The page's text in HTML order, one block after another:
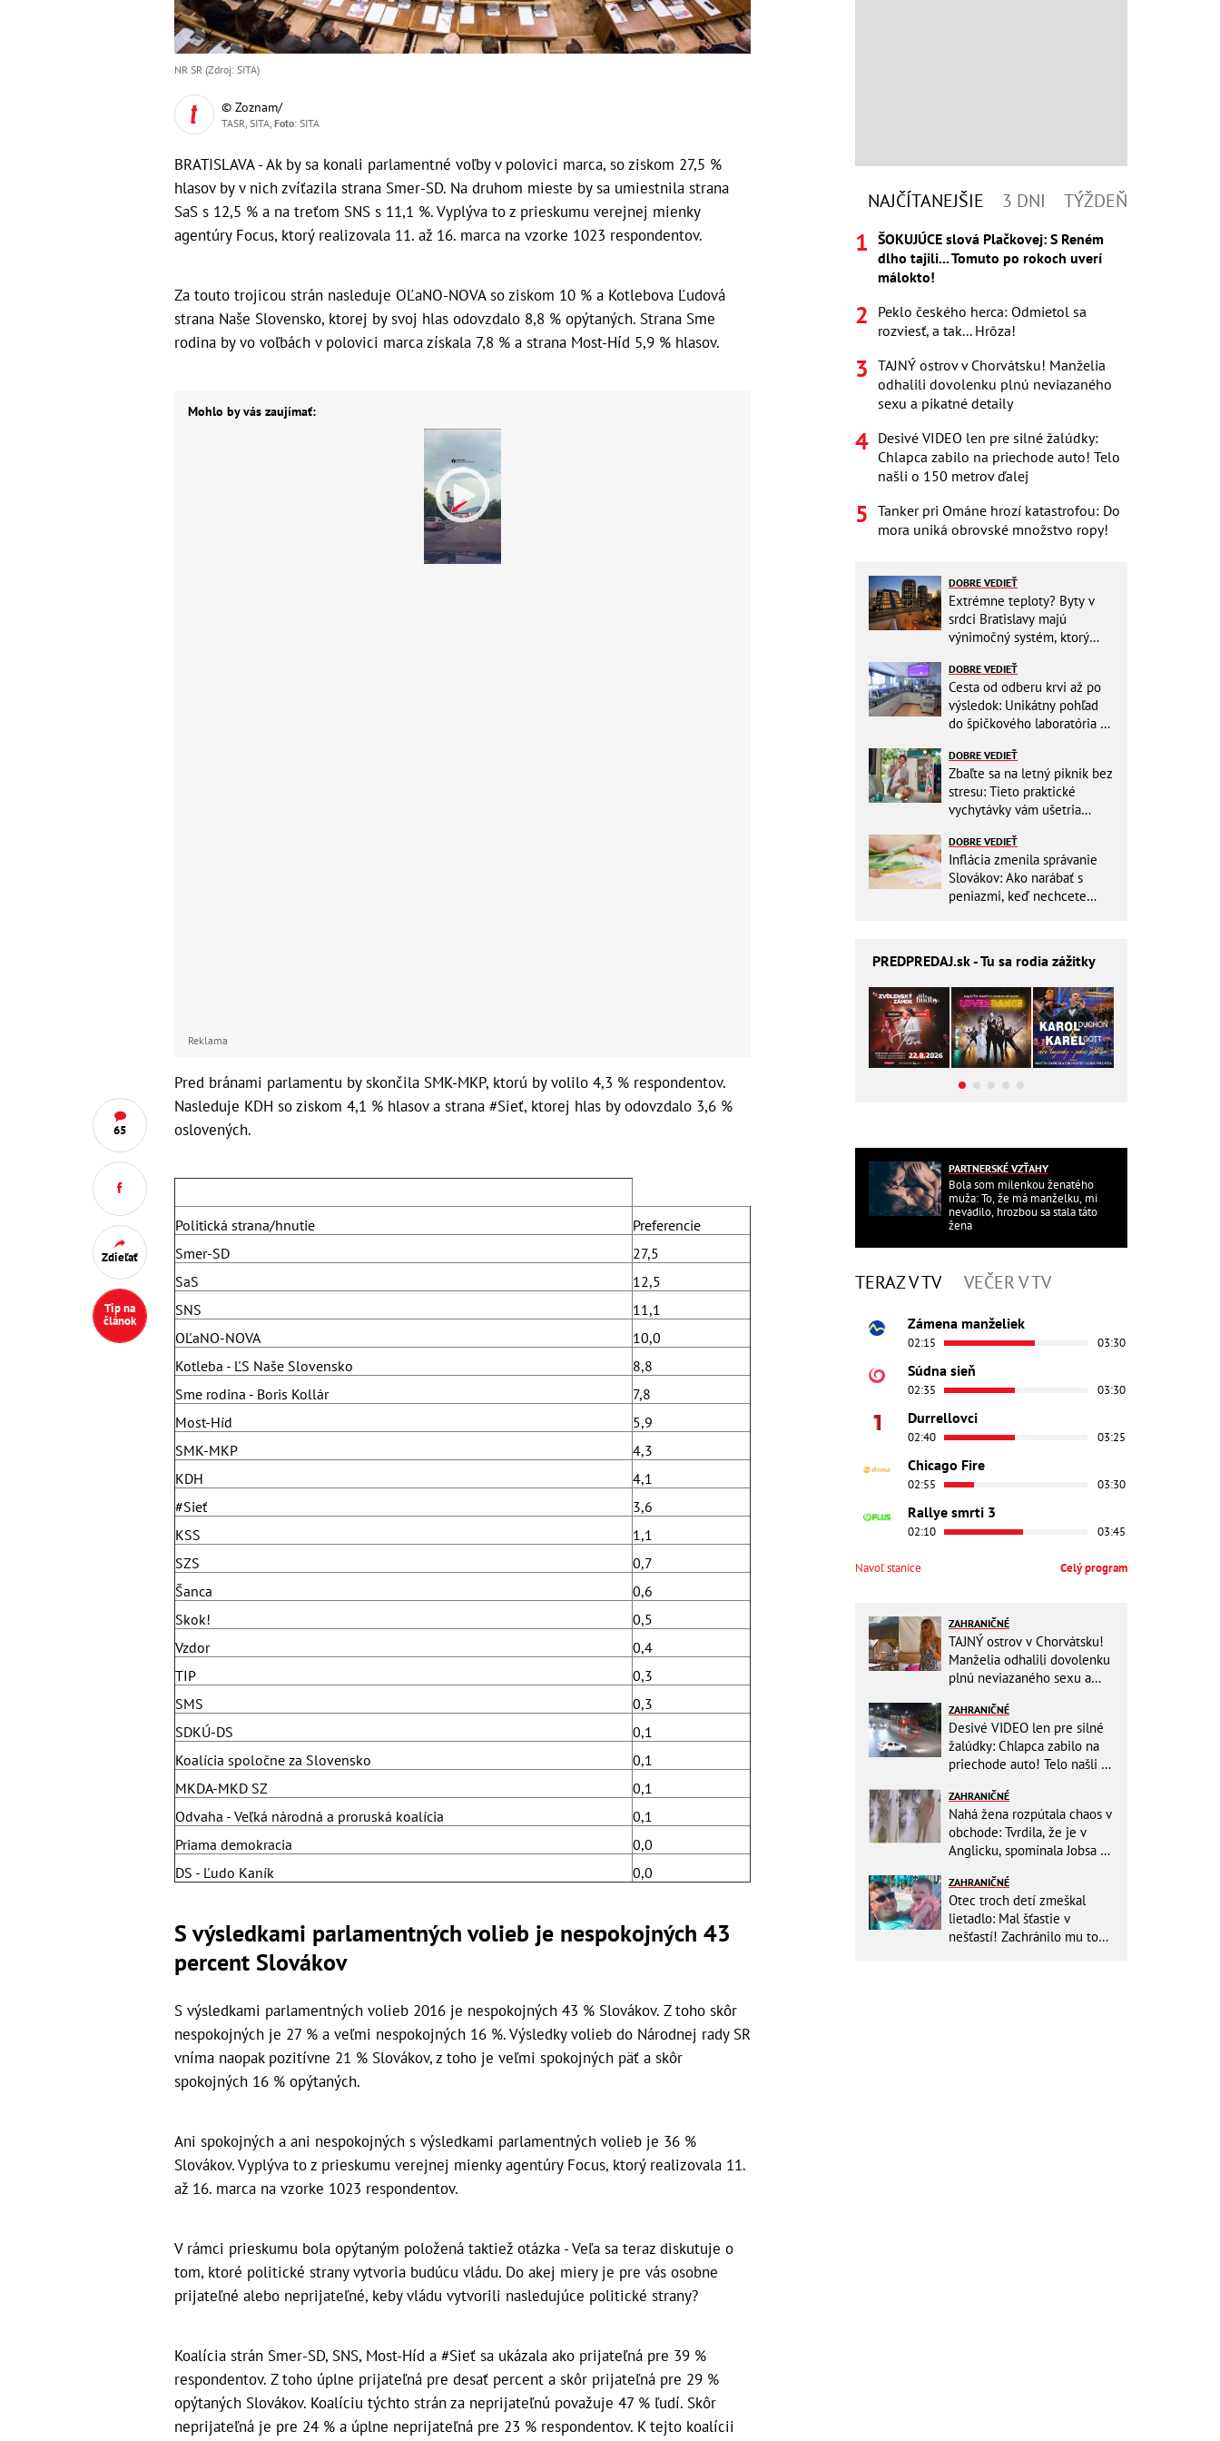
65
Zdieľať
Tip na
článok
NR SR (Zdroj: SITA)
© Zoznam/
TASR, SITA, Foto: SITA
BRATISLAVA - Ak by sa konali parlamentné voľby v polovici marca, so ziskom 27,5 %
hlasov by v nich zvíťazila strana Smer-SD. Na druhom mieste by sa umiestnila strana
SaS s 12,5 % a na treťom SNS s 11,1 %. Vyplýva to z prieskumu verejnej mienky
agentúry Focus, ktorý realizovala 11. až 16. marca na vzorke 1023 respondentov.
Za touto trojicou strán nasleduje OĽaNO-NOVA so ziskom 10 % a Kotlebova Ľudová
strana Naše Slovensko, ktorej by svoj hlas odovzdalo 8,8 % opýtaných. Strana Sme
rodina by vo voľbách v polovici marca získala 7,8 % a strana Most-Híd 5,9 % hlasov.
Mohlo by vás zaujímať:
Reklama
Pred bránami parlamentu by skončila SMK-MKP, ktorú by volilo 4,3 % respondentov.
Nasleduje KDH so ziskom 4,1 % hlasov a strana #Sieť, ktorej hlas by odovzdalo 3,6 %
oslovených.
Politická strana/hnutie
Preferencie
Smer-SD
27,5
SaS
12,5
SNS
11,1
OĽaNO-NOVA
10,0
Kotleba - ĽS Naše Slovensko
8,8
Sme rodina - Boris Kollár
7,8
Most-Híd
5,9
SMK-MKP
4,3
KDH
4,1
#Sieť
3,6
KSS
1,1
SZS
0,7
Šanca
0,6
Skok!
0,5
Vzdor
0,4
TIP
0,3
SMS
0,3
SDKÚ-DS
0,1
Koalícia spoločne za Slovensko
0,1
MKDA-MKD SZ
0,1
Odvaha - Veľká národná a proruská koalícia
0,1
Priama demokracia
0,0
DS - Ľudo Kaník
0,0
S výsledkami parlamentných volieb je nespokojných 43
percent Slovákov
S výsledkami parlamentných volieb 2016 je nespokojných 43 % Slovákov. Z toho skôr
nespokojných je 27 % a veľmi nespokojných 16 %. Výsledky volieb do Národnej rady SR
vníma naopak pozitívne 21 % Slovákov, z toho je veľmi spokojných päť a skôr
spokojných 16 % opýtaných.
Ani spokojných a ani nespokojných s výsledkami parlamentných volieb je 36 %
Slovákov. Vyplýva to z prieskumu verejnej mienky agentúry Focus, ktorý realizovala 11.
až 16. marca na vzorke 1023 respondentov.
V rámci prieskumu bola opýtaným položená taktiež otázka - Veľa sa teraz diskutuje o
tom, ktoré politické strany vytvoria budúcu vládu. Do akej miery je pre vás osobne
prijateľné alebo neprijateľné, keby vládu vytvorili nasledujúce politické strany?
Koalícia strán Smer-SD, SNS, Most-Híd a #Sieť sa ukázala ako prijateľná pre 39 %
respondentov. Z toho úplne prijateľná pre desať percent a skôr prijateľná pre 29 %
opýtaných Slovákov. Koalíciu týchto strán za neprijateľnú považuje 47 % ľudí. Skôr
neprijateľná je pre 24 % a úplne neprijateľná pre 23 % respondentov. K tejto koalícii
NAJČÍTANEJŠIE 3 DNI TÝŽDEŇ
ŠOKUJÚCE slová Plačkovej: S Reném
dlho tajili... Tomuto po rokoch uverí
málokto!
Peklo českého herca: Odmietol sa
rozviesť, a tak... Hrôza!
TAJNÝ ostrov v Chorvátsku! Manželia
odhalili dovolenku plnú neviazaného
sexu a pikatné detaily
Desivé VIDEO len pre silné žalúdky:
Chlapca zabilo na priechode auto! Telo
našli o 150 metrov ďalej
Tanker pri Ománe hrozí katastrofou: Do
mora uniká obrovské množstvo ropy!
DOBRE VEDIEŤ
Extrémne teploty? Byty v
srdci Bratislavy majú
výnimočný systém, ktorý
DOBRE VEDIEŤ
Cesta od odberu krvi až po
výsledok: Unikátny pohľad
do špičkového laboratória na
DOBRE VEDIEŤ
Zbaľte sa na letný piknik bez
stresu: Tieto praktické
vychytávky vám ušetria
DOBRE VEDIEŤ
Inflácia zmenila správanie
Slovákov: Ako narábať s
peniazmi, keď nechcete
PREDPREDAJ.sk - Tu sa rodia zážitky
PARTNERSKÉ VZŤAHY
Bola som milenkou ženatého
muža: To, že má manželku, mi
nevadilo, hrozbou sa stala táto
žena
TERAZ V TV VEČER V TV
Zámena manželiek
02:15 03:30
Súdna sieň
02:35 03:30
Durrellovci
02:40 03:25
Chicago Fire
02:55 03:30
Rallye smrti 3
02:10 03:45
Navoľ stanice Celý program
ZAHRANIČNÉ
TAJNÝ ostrov v Chorvátsku!
Manželia odhalili dovolenku
plnú neviazaného sexu a
ZAHRANIČNÉ
Desivé VIDEO len pre silné
žalúdky: Chlapca zabilo na
priechode auto! Telo našli o
ZAHRANIČNÉ
Nahá žena rozpútala chaos v
obchode: Tvrdila, že je v
Anglicku, spomínala Jobsa aj
ZAHRANIČNÉ
Otec troch detí zmeškal
lietadlo: Mal šťastie v
nešťastí! Zachránilo mu to